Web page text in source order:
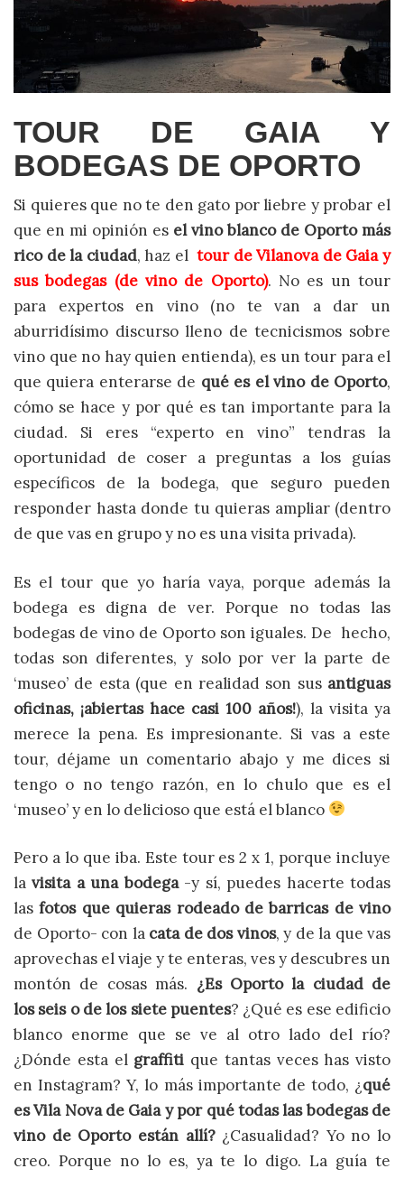
TOUR DE GAIA Y
BODEGAS DE OPORTO
Si quieres que no te den gato por liebre y probar el
que en mi opinión es el vino blanco de Oporto más
rico de la ciudad, haz eltour de Vilanova de Gaia y
sus bodegas (de vino de Oporto). No es un tour
para expertos en vino (no te van a dar un
aburridísimo discurso lleno de tecnicismos sobre
vino que no hay quien entienda), es un tour para el
que quiera enterarse de qué es el vino de Oporto,
cómo se hace y por qué es tan importante para la
ciudad. Si eres “experto en vino” tendras la
oportunidad de coser a preguntas a los guías
específicos de la bodega, que seguro pueden
responder hasta donde tu quieras ampliar (dentro
de que vas en grupo y no es una visita privada).
Es el tour que yo haría vaya, porque además la
bodega es digna de ver. Porque no todas las
bodegas de vino de Oporto son iguales. De hecho,
todas son diferentes, y solo por ver la parte de
‘museo’ de esta (que en realidad son sus antiguas
oficinas, ¡abiertas hace casi 100 años!), la visita ya
merece la pena. Es impresionante. Si vas a este
tour, déjame un comentario abajo y me dices si
tengo o no tengo razón, en lo chulo que es el
‘museo’ y en lo delicioso que está el blanco
Pero a lo que iba. Este tour es 2 x 1, porque incluye
lavisita a una bodega -y sí, puedes hacerte todas
las fotos que quieras rodeado de barricas de vino
de Oporto- con lacata de dos vinos, y de la que vas
aprovechas el viaje y te enteras, ves y descubres un
montón de cosas más. ¿Es Oporto la ciudad de
los seis o de los siete puentes? ¿Qué es ese edificio
blanco enorme que se ve al otro lado del río?
¿Dónde esta el graffiti que tantas veces has visto
en Instagram? Y, lo más importante de todo, ¿qué
es Vila Nova de Gaia y por qué todas las bodegas de
vino de Oporto están allí?¿Casualidad? Yo no lo
creo. Porque no lo es, ya te lo digo. La guía te